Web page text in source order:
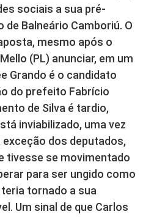
sociais a sua pré-
Balneário Camboriú. O
mesmo após o
(PL) anunciar, em um
Grando é o candidato
do prefeito Fabrício
de Silva é tardio,
inviabilizado, uma vez
exceção dos deputados,
tivesse se movimentado
para ser ungido como
tornado a sua
Um sinal de que Carlos